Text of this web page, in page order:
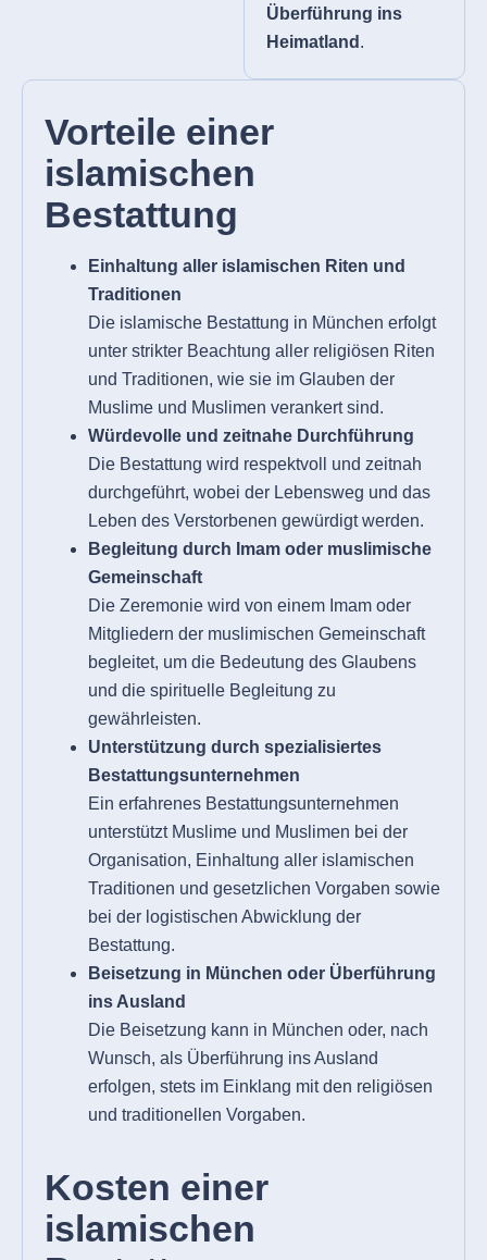
Überführung ins
Heimatland .
Vorteile einer
islamischen
Bestattung
Einhaltung aller islamischen Riten und
Traditionen
Die islamische Bestattung in München erfolgt
unter strikter Beachtung aller religiösen Riten
und Traditionen, wie sie im Glauben der
Muslime und Muslimen verankert sind.
Würdevolle und zeitnahe Durchführung
Die Bestattung wird respektvoll und zeitnah
durchgeführt, wobei der Lebensweg und das
Leben des Verstorbenen gewürdigt werden.
Begleitung durch Imam oder muslimische
Gemeinschaft
Die Zeremonie wird von einem Imam oder
Mitgliedern der muslimischen Gemeinschaft
begleitet, um die Bedeutung des Glaubens
und die spirituelle Begleitung zu
gewährleisten.
Unterstützung durch spezialisiertes
Bestattungsunternehmen
Ein erfahrenes Bestattungsunternehmen
unterstützt Muslime und Muslimen bei der
Organisation, Einhaltung aller islamischen
Traditionen und gesetzlichen Vorgaben sowie
bei der logistischen Abwicklung der
Bestattung.
Beisetzung in München oder Überführung
ins Ausland
Die Beisetzung kann in München oder, nach
Wunsch, als Überführung ins Ausland
erfolgen, stets im Einklang mit den religiösen
und traditionellen Vorgaben.
Kosten einer
islamischen